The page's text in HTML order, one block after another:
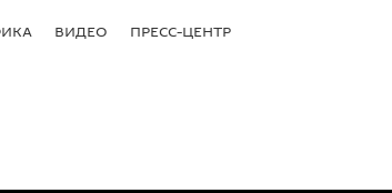
ВИДЕО ПРЕСС-ЦЕНТР